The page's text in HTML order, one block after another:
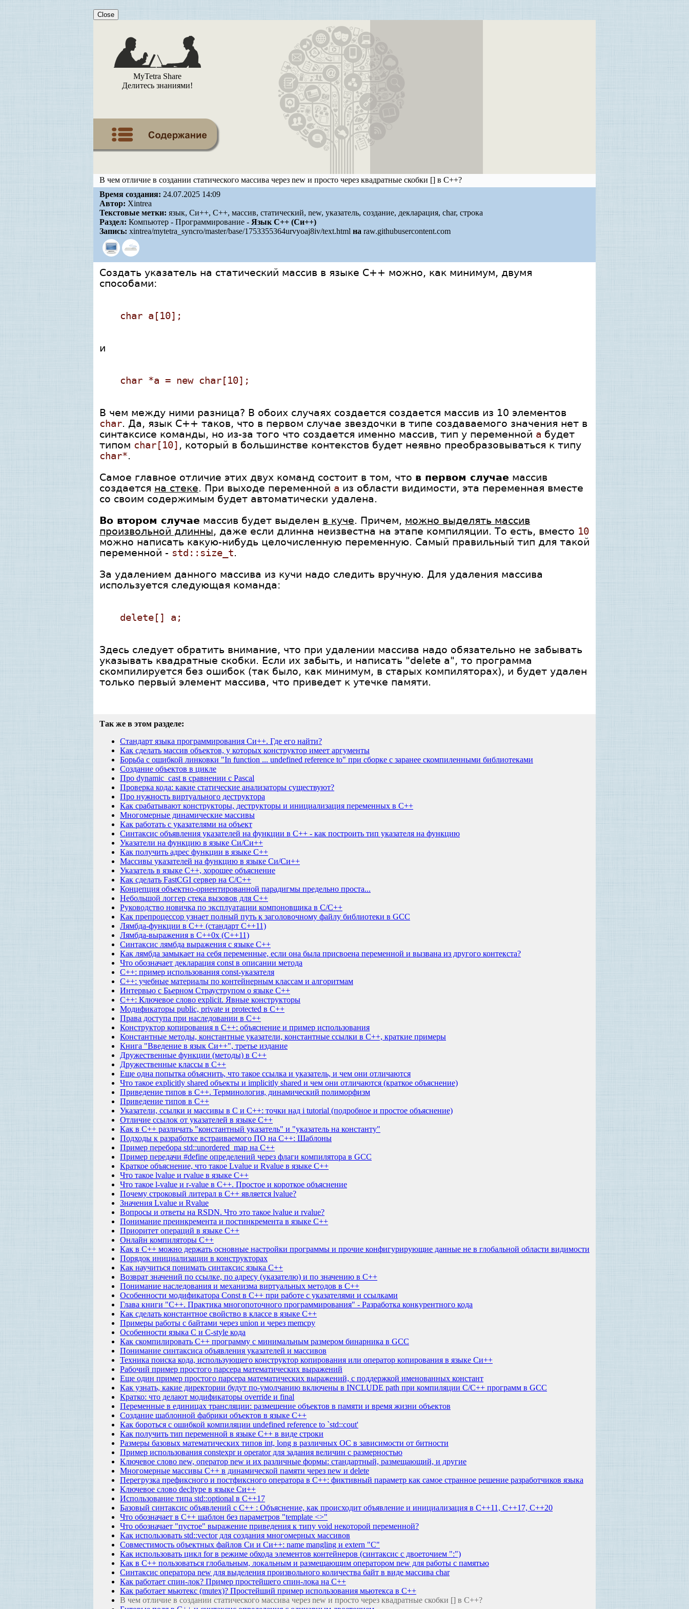
Close
MyTetra Share
Делитесь знаниями!
В чем отличие в создании статического массива через new и просто через квадратные скобки [] в C++?
Время создания: 24.07.2025 14:09
Автор: Xintrea
Текстовые метки: язык, Си++, C++, массив, статический, new, указатель, создание, декларация, char, строка
Раздел: Компьютер - Программирование - Язык C++ (Си++)
Запись: xintrea/mytetra_syncro/master/base/1753355364urvyoaj8iv/text.html на raw.githubusercontent.com
Создать указатель на статический массив в языке C++ можно, как минимум, двумя
способами:
char a[10];
и
char *a = new char[10];
В чем между ними разница? В обоих случаях создается создается массив из 10 элементов
char. Да, язык C++ таков, что в первом случае звездочки в типе создаваемого значения нет в
синтаксисе команды, но из-за того что создается именно массив, тип у переменной a будет
типом char[10] , который в большинстве контекстов будет неявно преобразовываться к типу
char*.
Самое главное отличие этих двух команд состоит в том, что в первом случае массив
создается на стеке. При выходе переменной a из области видимости, эта переменная вместе
со своим содержимым будет автоматически удалена.
Во втором случае массив будет выделен в куче. Причем, можно выделять массив
произвольной длинны, даже если длинна неизвестна на этапе компиляции. То есть, вместо 10
можно написать какую-нибудь целочисленную переменную. Самый правильный тип для такой
переменной - std::size_t.
За удалением данного массива из кучи надо следить вручную. Для удаления массива
используется следующая команда:
delete[] a;
Здесь следует обратить внимание, что при удалении массива надо обязательно не забывать
указывать квадратные скобки. Если их забыть, и написать "delete a", то программа
скомпилируется без ошибок (так было, как минимум, в старых компиляторах), и будет удален
только первый элемент массива, что приведет к утечке памяти.
Так же в этом разделе:
Стандарт языка программирования Си++. Где его найти?
Как сделать массив объектов, у которых конструктор имеет аргументы
Борьба с ошибкой линковки "In function ... undefined reference to" при сборке с заранее скомпиленными библиотеками
Создание объектов в цикле
Про dynamic_cast в сравнении с Pascal
Проверка кода: какие статические анализаторы существуют?
Про нужность виртуального деструктора
Как срабатывают конструкторы, деструкторы и инициализация переменных в C++
Многомерные динамические массивы
Как работать с указателями на объект
Синтаксис объявления указателей на функции в С++ - как построить тип указателя на функцию
Указатели на функцию в языке Си/Си++
Как получить адрес функции в языке C++
Массивы указателей на функцию в языке Си/Си++
Указатель в языке C++, хорошее объяснение
Как сделать FastCGI сервер на C/C++
Концепция объектно-ориентированной парадигмы предельно проста...
Небольшой логгер стека вызовов для C++
Руководство новичка по эксплуатации компоновщика в C/C++
Как препроцессор узнает полный путь к заголовочному файлу библиотеки в GCC
Лямбда-функции в C++ (стандарт С++11)
Лямбда-выражения в C++0x (С++11)
Синтаксис лямбда выражения с языке C++
Как лямбда замыкает на себя переменные, если она была присвоена переменной и вызвана из другого контекста?
Что обозначает декларация const в описании метода
C++: пример использования const-указателя
C++: учебные материалы по контейнерным классам и алгоритмам
Интервью с Бьерном Страуструпом о языке C++
C++: Ключевое слово explicit. Явные конструкторы
Модификаторы public, private и protected в C++
Права доступа при наследовании в C++
Конструктор копирования в C++: объяснение и пример использования
Константные методы, константные указатели, константные ссылки в C++, краткие примеры
Книга "Введение в язык Си++", третье издание
Дружественные функции (методы) в С++
Дружественные классы в С++
Еще одна попытка объяснить, что такое ссылка и указатель, и чем они отличаются
Что такое explicitly shared объекты и implicitly shared и чем они отличаются (краткое объяснение)
Приведение типов в C++. Терминология, динамический полиморфизм
Приведение типов в C++
Указатели, ссылки и массивы в C и C++: точки над i tutorial (подробное и простое объяснение)
Отличие ссылок от указателей в языке C++
Как в C++ различать "константный указатель" и "указатель на константу"
Подходы к разработке встраиваемого ПО на C++: Шаблоны
Пример перебора std::unordered_map на C++
Пример передачи #define определений через флаги компилятора в GCC
Краткое объяснение, что такое Lvalue и Rvalue в языке C++
Что такое lvalue и rvalue в языке C++
Что такое l-value и r-value в С++. Простое и короткое объяснение
Почему строковый литерал в C++ является lvalue?
Значения Lvalue и Rvalue
Вопросы и ответы на RSDN. Что это такое lvalue и rvalue?
Понимание преинкремента и постинкремента в языке C++
Приоритет операций в языке C++
Онлайн компиляторы C++
Как в C++ можно держать основные настройки программы и прочие конфигурирующие данные не в глобальной области видимости
Порядок инициализации в конструкторах
Как научиться понимать синтаксис языка C++
Возврат значений по ссылке, по адресу (указателю) и по значению в C++
Понимание наследования и механизма виртуальных методов в C++
Особенности модификатора Const в C++ при работе с указателями и ссылками
Глава книги "C++. Практика многопоточного программирования" - Разработка конкурентного кода
Как сделать константное свойство в классе в языке C++
Примеры работы с байтами через union и через memcpy
Особенности языка C и C-style кода
Как скомпилировать C++ программу с минимальным размером бинарника в GCC
Понимание синтаксиса объявления указателей и массивов
Техника поиска кода, использующего конструктор копирования или оператор копирования в языке Си++
Рабочий пример простого парсера математических выражений
Еще один пример простого парсера математических выражений, с поддержкой именованных констант
Как узнать, какие директории будут по-умолчанию включены в INCLUDE path при компиляции C/C++ программ в GCC
Кратко: что делают модификаторы override и final
Переменные в единицах трансляции: размещение объектов в памяти и время жизни объектов
Создание шаблонной фабрики объектов в языке C++
Как бороться с ошибкой компиляции undefined reference to `std::cout'
Как получить тип переменной в языке C++ в виде строки
Размеры базовых математических типов int, long в различных ОС в зависимости от битности
Пример использования constexpr и operator для задания величин с размерностью
Ключевое слово new, оператор new и их различные формы: стандартный, размещающий, и другие
Многомерные массивы C++ в динамической памяти через new и delete
Перегрузка префиксного и постфиксного оператора в C++: фиктивный параметр как самое странное решение разработчиков языка
Ключевое слово decltype в языке Си++
Использование типа std::optional в С++17
Базовый синтаксис объявлений с C++ : Объяснение, как происходит объявление и инициализация в C++11, C++17, C++20
Что обозначает в C++ шаблон без параметров "template <>"
Что обозначает "пустое" выражение приведения к типу void некоторой переменной?
Как использовать std::vector для создания многомерных массивов
Совместимость объектных файлов Си и Си++: name mangling и extern "C"
Как использовать цикл for в режиме обхода элементов контейнеров (синтаксис с двоеточием ":")
Как в C++ пользоваться глобальным, локальным и размещающим оператором new для работы с памятью
Синтаксис оператора new для выделения произвольного количества байт в виде массива char
Как работает спин-лок? Пример простейшего спин-лока на C++
Как работает мьютекс (mutex)? Простейший пример использования мьютекса в C++
В чем отличие в создании статического массива через new и просто через квадратные скобки [] в C++?